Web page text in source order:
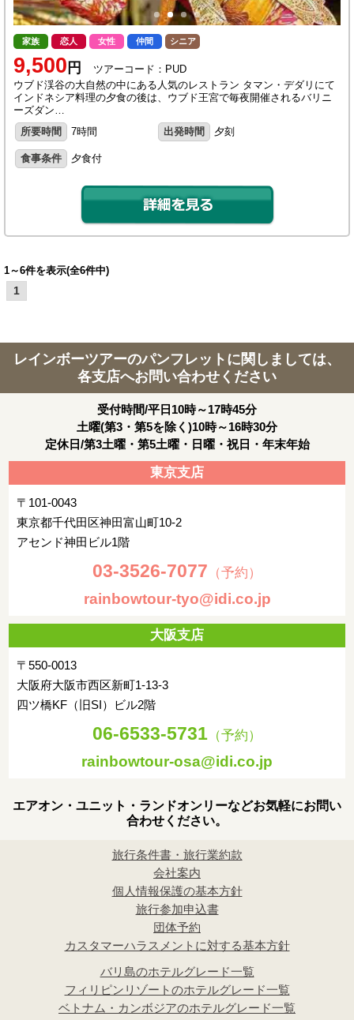
家族 恋人 女性 仲間 シニア
9,500 円
ツアーコード：PUD
ウブド渓谷の大自然の中にある人気のレストラン タマン・デダリにて
インドネシア料理の夕食の後は、ウブド王宮で毎夜開催されるバリニ
ーズダン…
所要時間
7時間 出発時間 夕刻
食事条件 夕食付
1～6件を表示(全6件中)
1
レインボーツアーのパンフレットに関しましては、
各支店へお問い合わせください
受付時間/平日10時～17時45分
土曜(第3・第5を除く)10時～16時30分
定休日/第3土曜・第5土曜・日曜・祝日・年末年始
東京支店
〒101-0043
東京都千代田区神田富山町10-2
アセンド神田ビル1階
03-3526-7077 （予約）
rainbowtour-tyo@idi.co.jp
大阪支店
〒550-0013
大阪府大阪市西区新町1-13-3
四ツ橋KF（旧SI）ビル2階
06-6533-5731 （予約）
rainbowtour-osa@idi.co.jp
エアオン・ユニット・ランドオンリーなどお気軽にお問い
合わせください。
旅行条件書・旅行業約款
会社案内
個人情報保護の基本方針
旅行参加申込書
団体予約
カスタマーハラスメントに対する基本方針
バリ島のホテルグレード一覧
フィリピンリゾートのホテルグレード一覧
ベトナム・カンボジアのホテルグレード一覧